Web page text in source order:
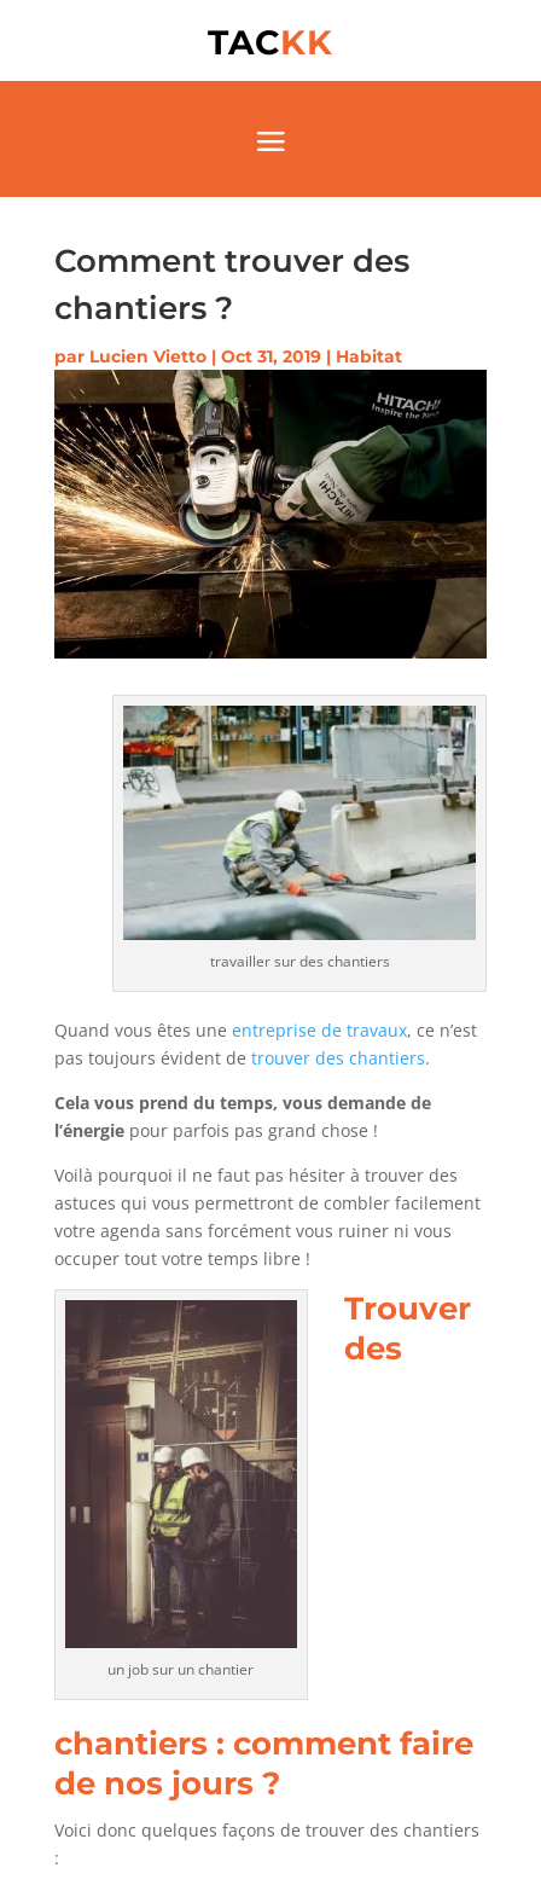
TACKK
Comment trouver des
chantiers ?
par Lucien Vietto| Oct 31, 2019| Habitat
travailler sur des chantiers
Quand vous êtes une entreprise de travaux, ce n’est
pas toujours évident de trouver des chantiers.
Cela vous prend du temps, vous demande de
l’énergie pour parfois pas grand chose !
Voilà pourquoi il ne faut pas hésiter à trouver des
astuces qui vous permettront de combler facilement
votre agenda sans forcément vous ruiner ni vous
occuper tout votre temps libre !
un job sur un chantier
Trouver
des
chantiers : comment faire
de nos jours ?
Voici donc quelques façons de trouver des chantiers
: